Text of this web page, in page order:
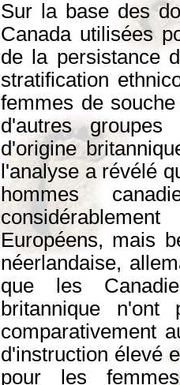
Sur la base des
Canada utilisées
de la persistance
stratification
femmes de
d'autres
d'origine
l'analyse a révélé
hommes
Européens, mais
néerlandaise,
que les
britannique n'ont
comparativement
d'instruction élevé
pour les